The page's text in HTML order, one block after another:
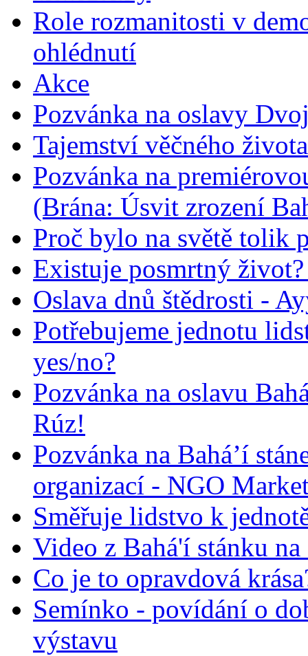
Role rozmanitosti v
ohlédnutí
Akce
Pozvánka na oslavy
Tajemství věčného života
Pozvánka na
(Brána: Úsvit zrození
Proč bylo na světě tolik
Existuje posmrtný
Oslava dnů štědrosti -
Potřebujeme jednotu
yes/no?
Pozvánka na oslavu
Rúz!
Pozvánka na Bahá’í
organizací - NGO
Směřuje lidstvo k
Video z Bahá'í stánku
Co je to opravdová
Semínko - povídání o
výstavu